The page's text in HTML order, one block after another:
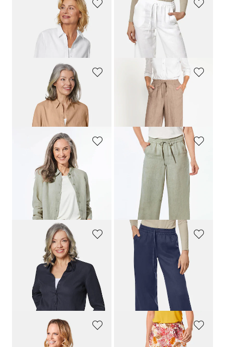
Blouse en lin
GOLDNER
Pantalon en lin VERA
89,95 €109,95 €
Blouse en lin
99,95 €
+ 3
Pantalon en lin VERA
129,95 €
Blouse en lin
99,95 €
+ 3
Meilleur prix sur 30 jours** : 89,95 €
Pantalon en lin VERA
129,95 €
Blouse en lin
99,95 €
+ 3
GOLDNER
Pantalon en lin VERA
89,95 €
109,95 €
Meilleur prix sur 30 jours** :
(-18%)